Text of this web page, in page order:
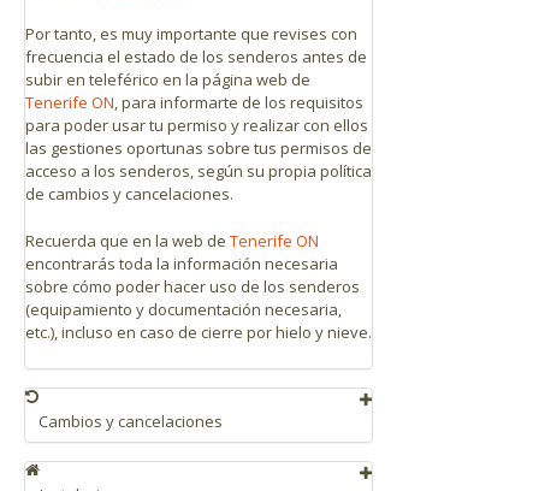
Por tanto, es muy importante que revises con
frecuencia el estado de los senderos antes de
subir en teleférico en la página web de
Tenerife ON, para informarte de los requisitos
para poder usar tu permiso y realizar con ellos
las gestiones oportunas sobre tus permisos de
acceso a los senderos, según su propia política
de cambios y cancelaciones.
Recuerda que en la web de Tenerife ON
encontrarás toda la información necesaria
sobre cómo poder hacer uso de los senderos
(equipamiento y documentación necesaria,
etc.), incluso en caso de cierre por hielo y nieve.
Cambios y cancelaciones
plazo máximo de 1 año. Se podrá modificar